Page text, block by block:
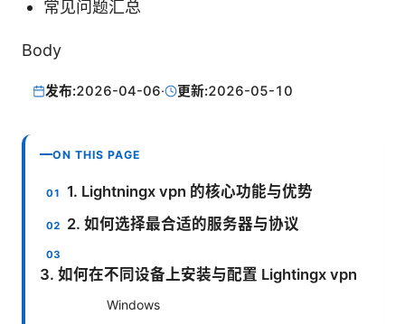
常见问题汇总
Body
发布:2026-04-06· 更新:2026-05-10
ON THIS PAGE
1. Lightningx vpn 的核心功能与优势
2. 如何选择最合适的服务器与协议
3. 如何在不同设备上安装与配置 Lightingx vpn
Windows